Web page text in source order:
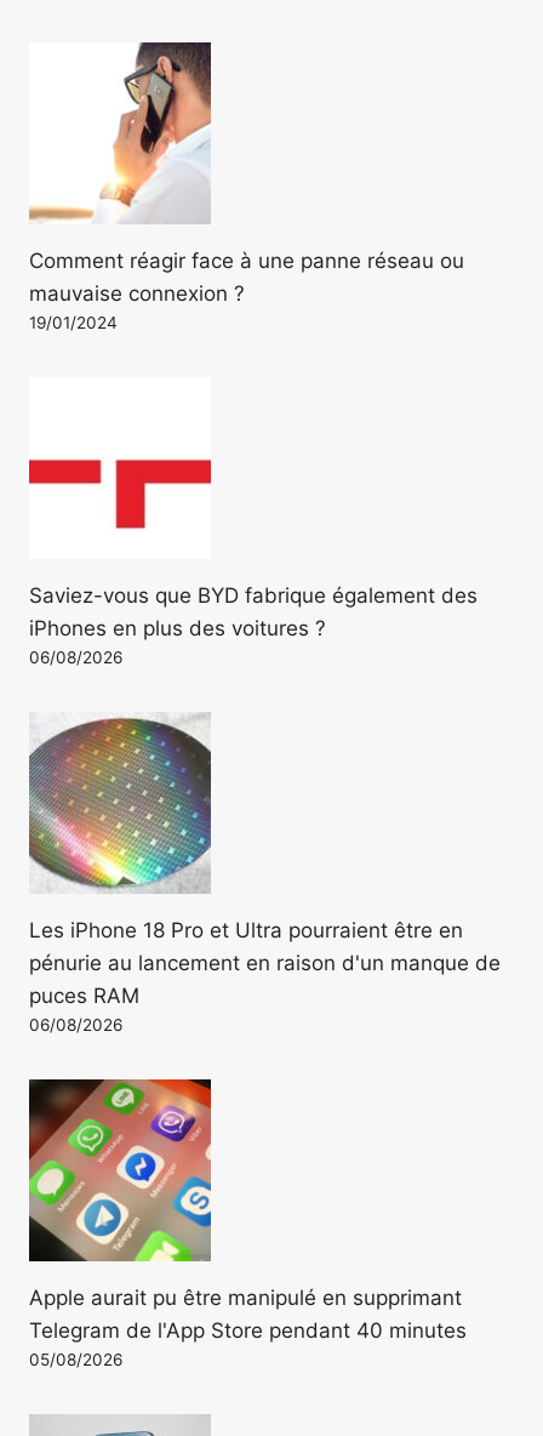
Comment réagir face à une panne réseau ou
mauvaise connexion ?
19/01/2024
Saviez-vous que BYD fabrique également des
iPhones en plus des voitures ?
06/08/2026
Les iPhone 18 Pro et Ultra pourraient être en
pénurie au lancement en raison d'un manque de
puces RAM
06/08/2026
Apple aurait pu être manipulé en supprimant
Telegram de l'App Store pendant 40 minutes
05/08/2026